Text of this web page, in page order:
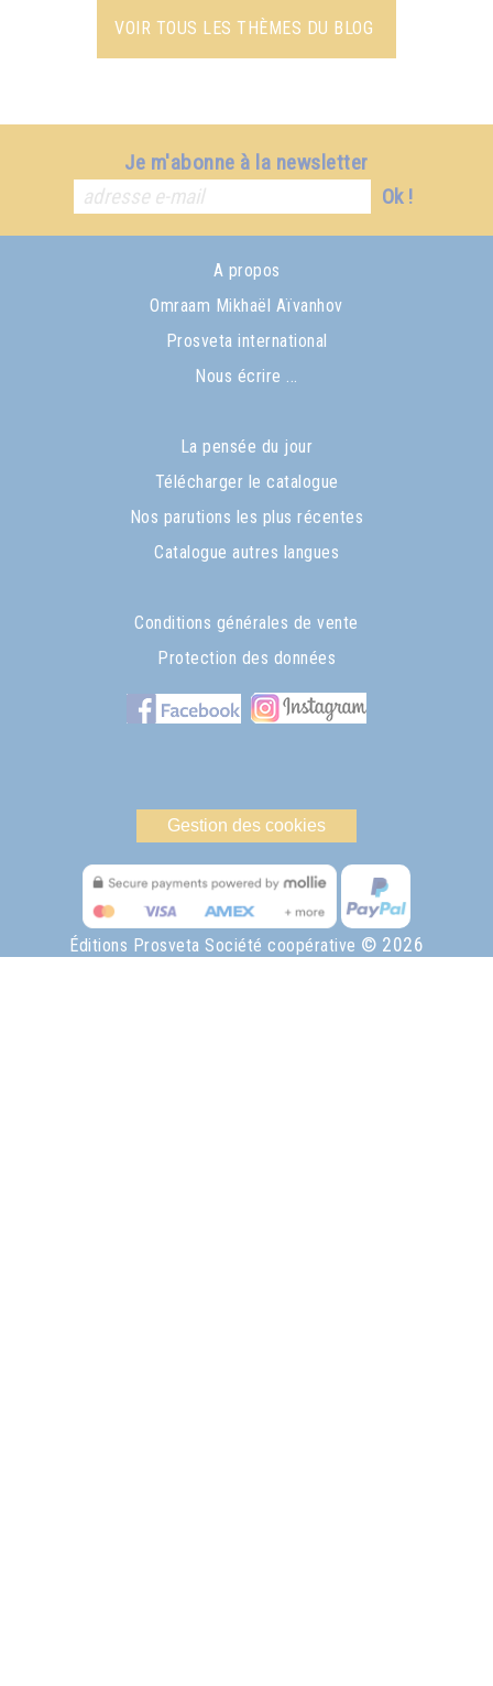
VOIR TOUS LES THÈMES DU BLOG
Je m'abonne à la newsletter
Ok !
A propos
Omraam Mikhaël Aïvanhov
Prosveta international
Nous écrire ...
La pensée du jour
Télécharger le catalogue
Nos parutions les plus récentes
Catalogue autres langues
Conditions générales de vente
Protection des données
Gestion des cookies
Éditions Prosveta Société coopérative © 2026